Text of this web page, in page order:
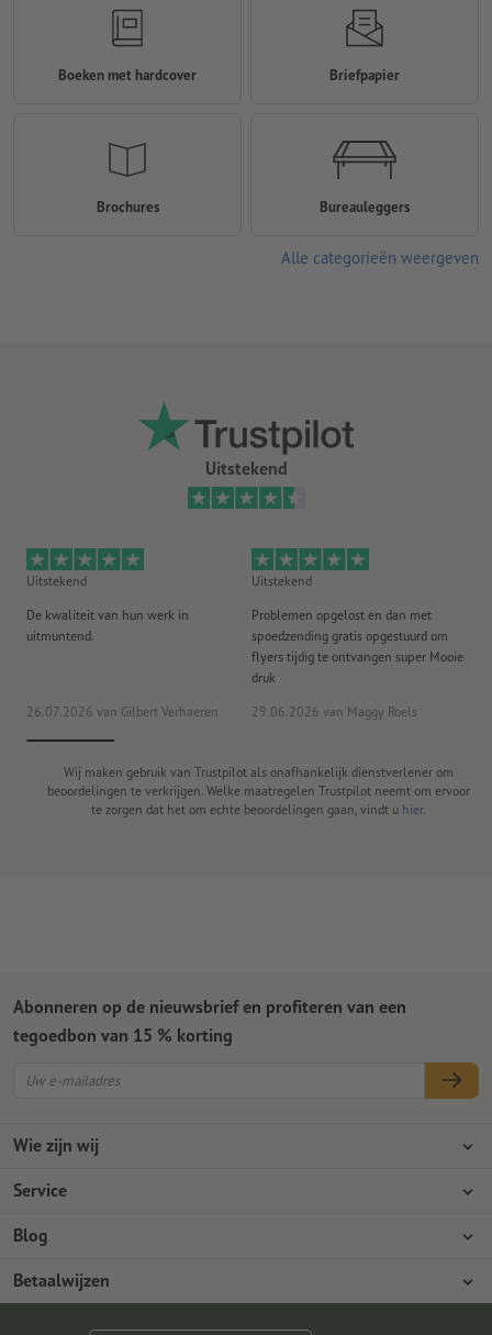
Uitstekend
Uitstekend
De kwaliteit van hun werk in
uitmuntend.
26.07.2026 van Gilbert Verhaeren
Uitstekend
Problemen opgelost en dan met
spoedzending gratis opgestuurd om
flyers tijdig te ontvangen super Mooie
druk
29.06.2026 van Maggy Roels
Wij maken gebruik van Trustpilot als onafhankelijk dienstverlener om
beoordelingen te verkrijgen. Welke maatregelen Trustpilot neemt om ervoor
te zorgen dat het om echte beoordelingen gaan, vindt u hier.
Boeken met hardcover Briefpapier
Brochures Bureauleggers
Alle categorieën weergeven
Wie zijn wij
Ondernemingen
Milieubescherming
Service
Betaalwijzen
Verzending
Blog
Photoshop-tutorials
Betaalwijzen
Abonneren op de nieuwsbrief en profiteren van een
tegoedbon van 15 % korting